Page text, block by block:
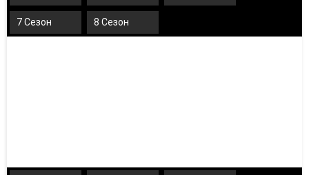
7 Сезон 8 Сезон